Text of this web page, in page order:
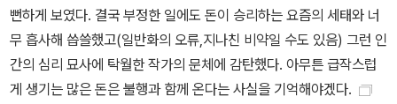
인도, 아프리카 문학 등 비서구권문학의 주요 작품을 기획하고, 7개
어권별 대표시선, 중단편 선집 등을 고루 안배하여 명실상부한 세계
문학 씨리즈를 선보일 것이다. 이를 위하여 7명의 어권별 기획위원들
뻔하게 보였다. 결국 부정한 일에도 돈이 승리하는 요즘의 세태와 너
무 흡사해 씁쓸했고(일반화의 오류,지나친 비약일 수도 있음) 그런 인
간의 심리 묘사에 탁월한 작가의 문체에 감탄했다. 아무튼 급작스럽
게 생기는 많은 돈은 불행과 함께 온다는 사실을 기억해야겠다.